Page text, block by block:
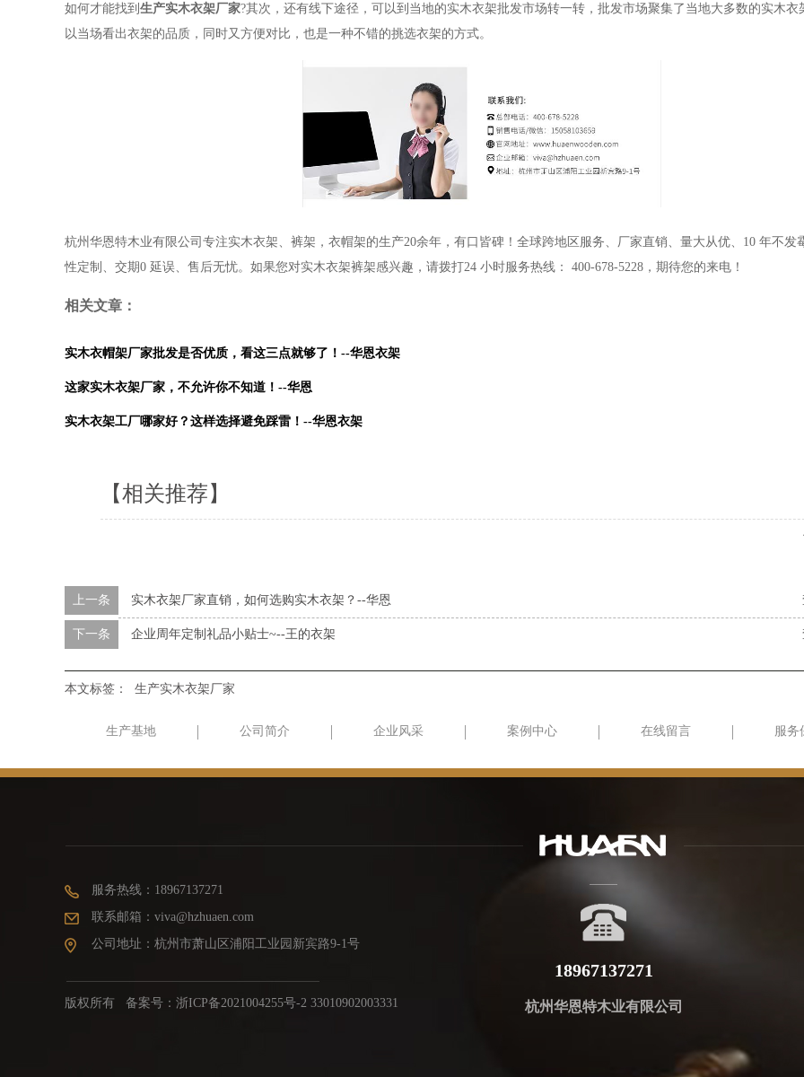
如何才能找到 生产实木衣架厂家?其次，还有线下途径，可以到当地的实木衣架批发市场转一转，批发市场聚集了当地大多数的实木衣
以当场看出衣架的品质，同时又方便对比，也是一种不错的挑选衣架的方式。
杭州华恩特木业有限公司专注实木衣架、裤架，衣帽架的生产20余年，有口皆碑！全球跨地区服务、厂家直销、量大从优、 10 年不发
性定制、交期0 延误、售后无忧。如果您对实木衣架裤架感兴趣，请拨打24 小时服务热线： 400-678-5228 ，期待您的来电！
相关文章：
实木衣帽架厂家批发是否优质，看这三点就够了！--华恩衣架
这家实木衣架厂家，不允许你不知道！--华恩
实木衣架工厂哪家好？这样选择避免踩雷！--华恩衣架
【相关推荐】
上一条 实木衣架厂家直销，如何选购实木衣架？--华恩
下一条 企业周年定制礼品小贴士~--王的衣架
本文标签： 生产实木衣架厂家
生产基地 公司简介 企业风采 案例中心 在线留言 服务
服务热线：18967137271
联系邮箱：viva@hzhuaen.com
公司地址：杭州市萧山区浦阳工业园新宾路9-1号
版权所有 备案号： 浙ICP备2021004255号-2 33010902003331
18967137271
杭州华恩特木业有限公司